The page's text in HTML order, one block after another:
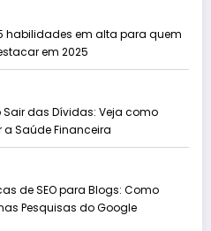
habilidades em alta para quem
em 2025
das Dívidas: Veja como
a Saúde Financeira
de SEO para Blogs: Como
Pesquisas do Google